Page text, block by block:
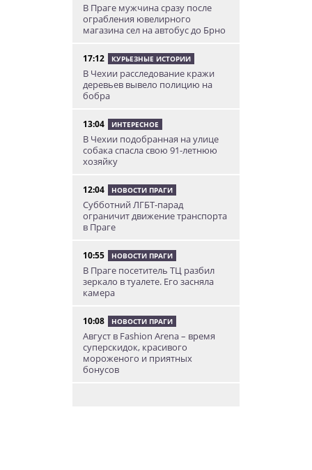
В Праге мужчина сразу после
ограбления ювелирного
магазина сел на автобус до Брно
17:12 КУРЬЕЗНЫЕ ИСТОРИИ
В Чехии расследование кражи
деревьев вывело полицию на
бобра
13:04 ИНТЕРЕСНОЕ
В Чехии подобранная на улице
собака спасла свою 91-летнюю
хозяйку
12:04 НОВОСТИ ПРАГИ
Субботний ЛГБТ-парад
ограничит движение транспорта
в Праге
10:55 НОВОСТИ ПРАГИ
В Праге посетитель ТЦ разбил
зеркало в туалете. Его засняла
камера
10:08 НОВОСТИ ПРАГИ
Август в Fashion Arena – время
суперскидок, красивого
мороженого и приятных
бонусов